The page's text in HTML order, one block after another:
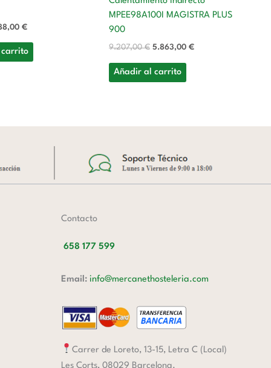
€
MPEE98A100I MAGISTRA PLUS
900
9.207,00€ 5.863,00 €
Añadir al carrito
Contacto
658 177 599
Email: info@mercanethosteleria.com
Carrer de Loreto, 13-15, Letra C (Local)
Les Corts, 08029 Barcelona.